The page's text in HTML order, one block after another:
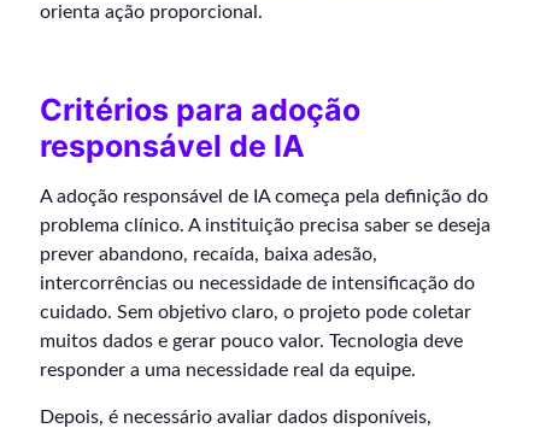
orienta ação proporcional.
Critérios para adoção
responsável de IA
A adoção responsável de IA começa pela definição do
problema clínico. A instituição precisa saber se deseja
prever abandono, recaída, baixa adesão,
intercorrências ou necessidade de intensificação do
cuidado. Sem objetivo claro, o projeto pode coletar
muitos dados e gerar pouco valor. Tecnologia deve
responder a uma necessidade real da equipe.
Depois, é necessário avaliar dados disponíveis,